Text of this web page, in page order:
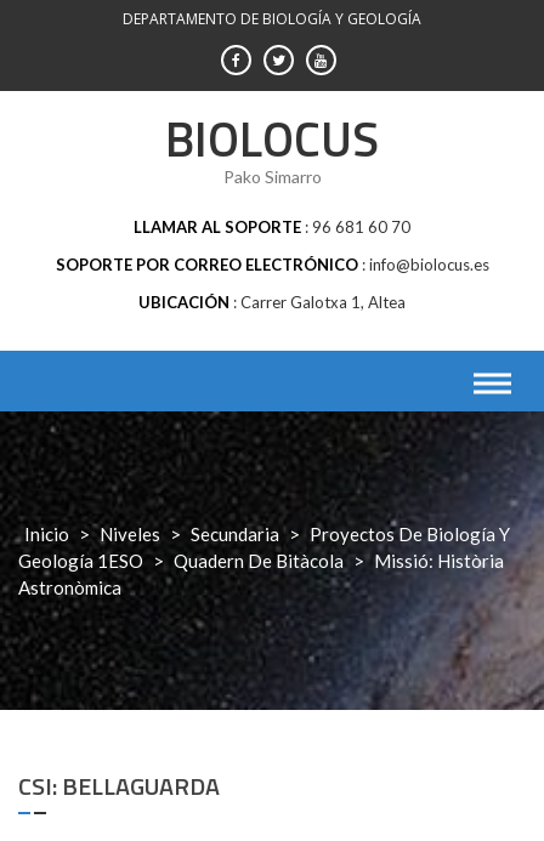
DEPARTAMENTO DE BIOLOGÍA Y GEOLOGÍA
BIOLOCUS
Pako Simarro
LLAMAR AL SOPORTE 96 681 60 70
SOPORTE POR CORREO ELECTRÓNICO info@biolocus.es
UBICACIÓN
Carrer Galotxa 1, Altea
Inicio > Niveles > Secundaria > Proyectos De Biología Y
Geología 1ESO
> Quadern De Bitàcola > Missió: Història
Astronòmica
CSI: BELLAGUARDA